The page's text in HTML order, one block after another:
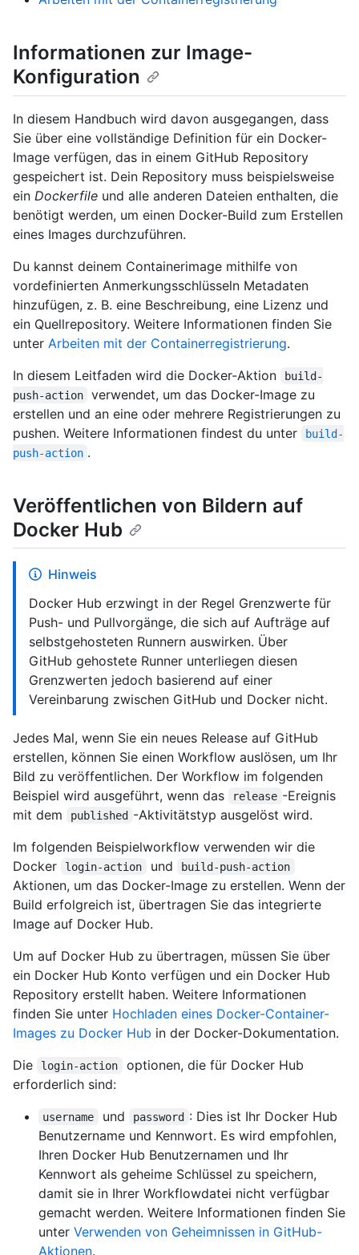
Informationen zur Image-
Konfiguration
In diesem Handbuch wird davon ausgegangen, dass
Sie über eine vollständige Definition für ein Docker-
Image verfügen, das in einem GitHub Repository
gespeichert ist. Dein Repository muss beispielsweise
ein Dockerfile und alle anderen Dateien enthalten, die
benötigt werden, um einen Docker-Build zum Erstellen
eines Images durchzuführen.
Du kannst deinem Containerimage mithilfe von
vordefinierten Anmerkungsschlüsseln Metadaten
hinzufügen, z. B. eine Beschreibung, eine Lizenz und
ein Quellrepository. Weitere Informationen finden Sie
unter Arbeiten mit der Containerregistrierung.
In diesem Leitfaden wird die Docker-Aktion
build-
push-action
verwendet, um das Docker-Image zu
erstellen und an eine oder mehrere Registrierungen zu
pushen. Weitere Informationen findest du unter
build-
push-action .
Veröffentlichen von Bildern auf
Docker Hub
Hinweis
Docker Hub erzwingt in der Regel Grenzwerte für
Push- und Pullvorgänge, die sich auf Aufträge auf
selbstgehosteten Runnern auswirken. Über
GitHub gehostete Runner unterliegen diesen
Grenzwerten jedoch basierend auf einer
Vereinbarung zwischen GitHub und Docker nicht.
Jedes Mal, wenn Sie ein neues Release auf GitHub
erstellen, können Sie einen Workflow auslösen, um Ihr
Bild zu veröffentlichen. Der Workflow im folgenden
Beispiel wird ausgeführt, wenn das
release -Ereignis
mit dem
published -Aktivitätstyp ausgelöst wird.
Im folgenden Beispielworkflow verwenden wir die
Docker
login-action und build-push-action
Aktionen, um das Docker-Image zu erstellen. Wenn der
Build erfolgreich ist, übertragen Sie das integrierte
Image auf Docker Hub.
Um auf Docker Hub zu übertragen, müssen Sie über
ein Docker Hub Konto verfügen und ein Docker Hub
Repository erstellt haben. Weitere Informationen
finden Sie unter Hochladen eines Docker-Container-
Images zu Docker Hub in der Docker-Dokumentation.
Die
login-action
optionen, die für Docker Hub
erforderlich sind:
username und password : Dies ist Ihr Docker Hub
Benutzername und Kennwort. Es wird empfohlen,
Ihren Docker Hub Benutzernamen und Ihr
Kennwort als geheime Schlüssel zu speichern,
damit sie in Ihrer Workflowdatei nicht verfügbar
gemacht werden. Weitere Informationen finden Sie
unter Verwenden von Geheimnissen in GitHub-
Aktionen.